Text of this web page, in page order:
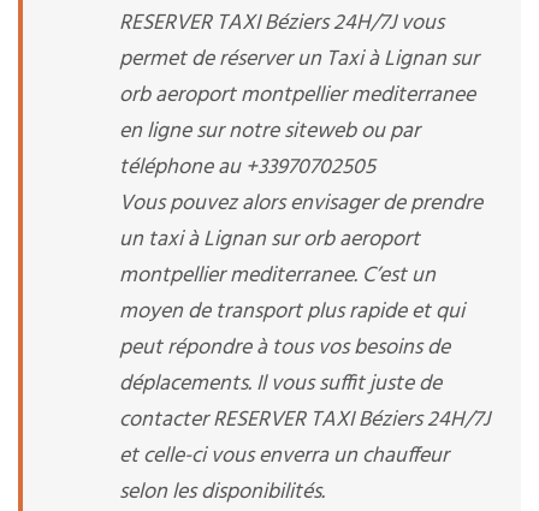
RESERVER TAXI Béziers 24H/7J vous
permet de réserver un Taxi à Lignan sur
orb aeroport montpellier mediterranee
en ligne sur notre siteweb ou par
téléphone au +33970702505
Vous pouvez alors envisager de prendre
un taxi à Lignan sur orb aeroport
montpellier mediterranee. C’est un
moyen de transport plus rapide et qui
peut répondre à tous vos besoins de
déplacements. Il vous suffit juste de
contacter RESERVER TAXI Béziers 24H/7J
et celle-ci vous enverra un chauffeur
selon les disponibilités.